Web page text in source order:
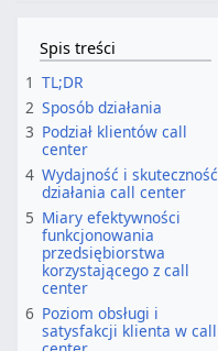
Spis treści
1 TL;DR
2 Sposób działania
3 Podział klientów call
center
4 Wydajność i skuteczność
działania call center
5 Miary efektywności
funkcjonowania
przedsiębiorstwa
korzystającego z call
center
6 Poziom obsługi i
satysfakcji klienta w call